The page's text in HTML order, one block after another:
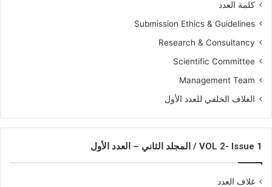
كلمة العدد
Submission Ethics & Guidelines
Research & Consultancy
Scientific Committee
Management Team
الغلاف الخلفي للعدد الأول
VOL 2- Issue 1 / المجلد الثاني – العدد الأول
غلاف العدد